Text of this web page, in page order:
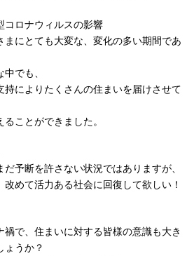
コロナウィルスの影響
まにとても大変な、変化の多い期間であ
でも、
持によりたくさんの住まいを届けさせて
ことができました。
予断を許さない状況ではありますが、
めて活力ある社会に回復して欲しい！
禍で、住まいに対する皆様の意識も大き
ょうか？